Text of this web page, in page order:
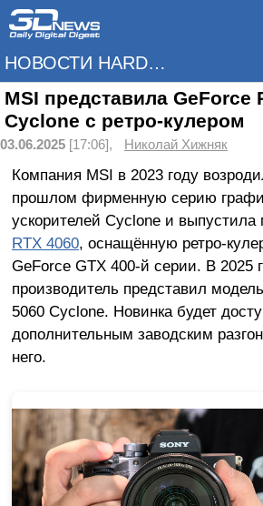
НОВОСТИ HARDWARE
MSI представила GeForce
Cyclone с ретро-кулером
03.06.2025 [17:06], Николай Хижняк
Компания MSI в 2023 году
прошлом фирменную серию
ускорителей Cyclone и выпустила
RTX 4060, оснащённую ретро-
GeForce GTX 400-й серии. В 2025
производитель представил
5060 Cyclone. Новинка будет
дополнительным заводским
него.